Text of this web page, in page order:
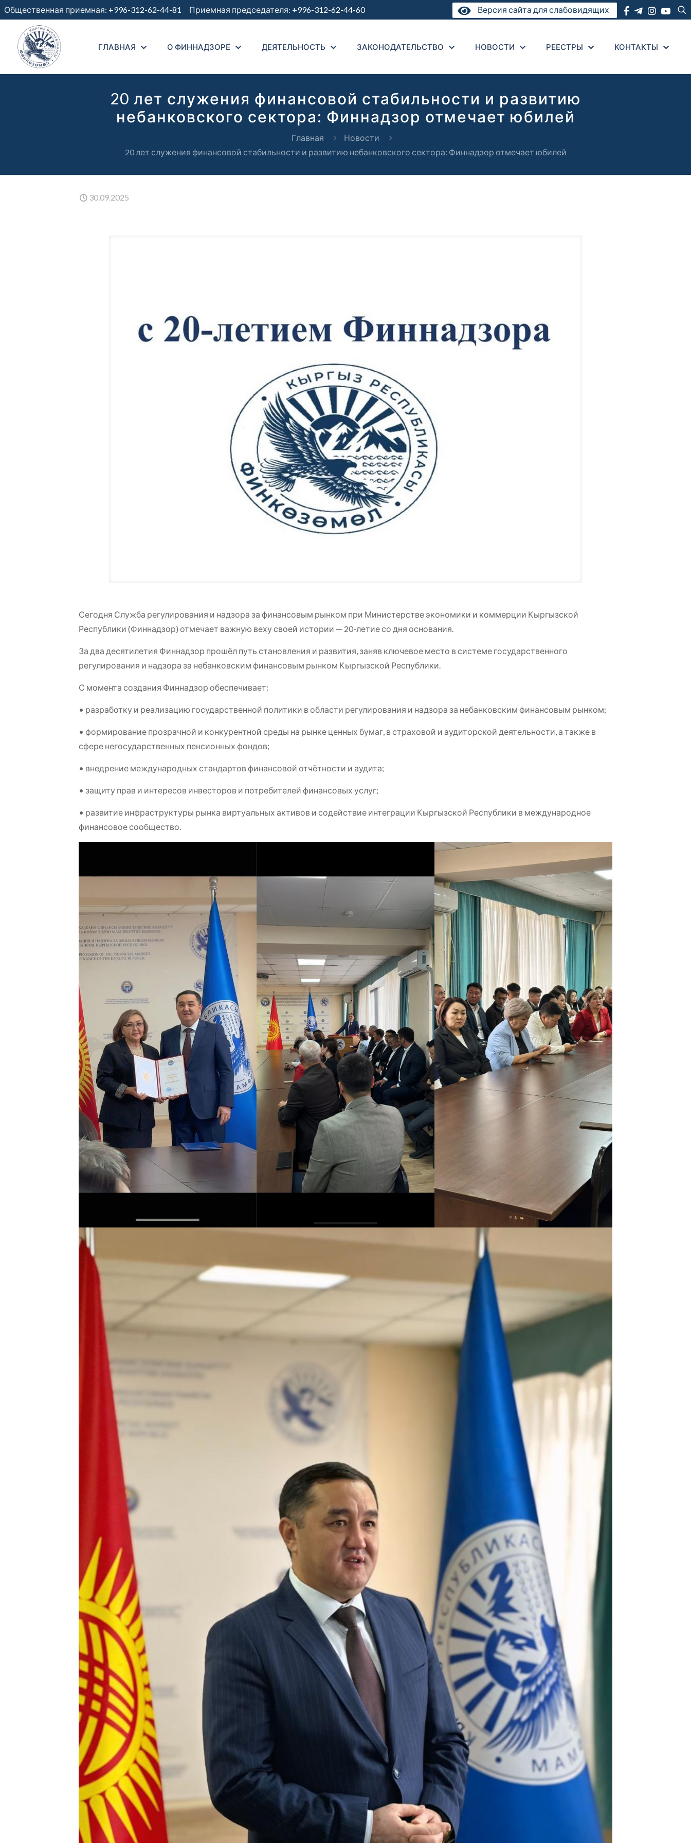
Общественная приемная: +996-312-62-44-81 Приемная председателя: +996-312-62-44-60 Версия сайта для слабовидящих
ГЛАВНАЯ О ФИННАДЗОРЕ ДЕЯТЕЛЬНОСТЬ ЗАКОНОДАТЕЛЬСТВО НОВОСТИ РЕЕСТРЫ КОНТАКТЫ
20 лет служения финансовой стабильности и развитию
небанковского сектора: Финнадзор отмечает юбилей
Главная
Новости
20 лет служения финансовой стабильности и развитию небанковского сектора: Финнадзор отмечает юбилей
30.09.2025
Сегодня Служба регулирования и надзора за финансовым рынком при Министерстве экономики и коммерции Кыргызской
Республики (Финнадзор) отмечает важную веху своей истории — 20-летие со дня основания.
За два десятилетия Финнадзор прошёл путь становления и развития, заняв ключевое место в системе государственного
регулирования и надзора за небанковским финансовым рынком Кыргызской Республики.
С момента создания Финнадзор обеспечивает:
• разработку и реализацию государственной политики в области регулирования и надзора за небанковским финансовым рынком;
• формирование прозрачной и конкурентной среды на рынке ценных бумаг, в страховой и аудиторской деятельности, а также в
сфере негосударственных пенсионных фондов;
• внедрение международных стандартов финансовой отчётности и аудита;
• защиту прав и интересов инвесторов и потребителей финансовых услуг;
• развитие инфраструктуры рынка виртуальных активов и содействие интеграции Кыргызской Республики в международное
финансовое сообщество.